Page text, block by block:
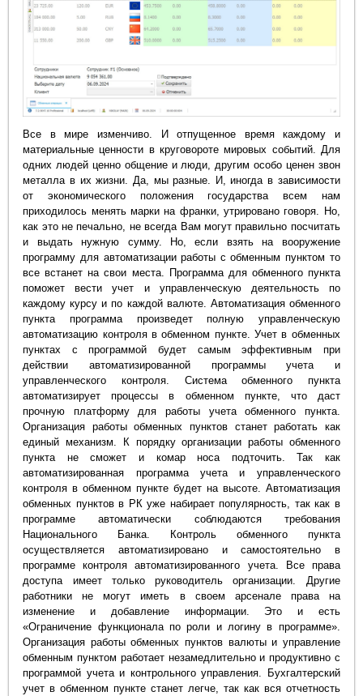
Все в мире изменчиво. И отпущенное время каждому и
материальные ценности в круговороте мировых событий. Для
одних людей ценно общение и люди, другим особо ценен звон
металла в их жизни. Да, мы разные. И, иногда в зависимости
от экономического положения государства всем нам
приходилось менять марки на франки, утрировано говоря. Но,
как это не печально, не всегда Вам могут правильно посчитать
и выдать нужную сумму. Но, если взять на вооружение
программу для автоматизации работы с обменным пунктом то
все встанет на свои места. Программа для обменного пункта
поможет вести учет и управленческую деятельность по
каждому курсу и по каждой валюте. Автоматизация обменного
пункта программа произведет полную управленческую
автоматизацию контроля в обменном пункте. Учет в обменных
пунктах с программой будет самым эффективным при
действии автоматизированной программы учета и
управленческого контроля. Система обменного пункта
автоматизирует процессы в обменном пункте, что даст
прочную платформу для работы учета обменного пункта.
Организация работы обменных пунктов станет работать как
единый механизм. К порядку организации работы обменного
пункта не сможет и комар носа подточить. Так как
автоматизированная программа учета и управленческого
контроля в обменном пункте будет на высоте. Автоматизация
обменных пунктов в РК уже набирает популярность, так как в
программе автоматически соблюдаются требования
Национального Банка. Контроль обменного пункта
осуществляется автоматизировано и самостоятельно в
программе контроля автоматизированного учета. Все права
доступа имеет только руководитель организации. Другие
работники не могут иметь в своем арсенале права на
изменение и добавление информации. Это и есть
«Ограничение функционала по роли и логину в программе».
Организация работы обменных пунктов валюты и управление
обменным пунктом работает незамедлительно и продуктивно с
программой учета и контрольного управления. Бухгалтерский
учет в обменном пункте станет легче, так как вся отчетность